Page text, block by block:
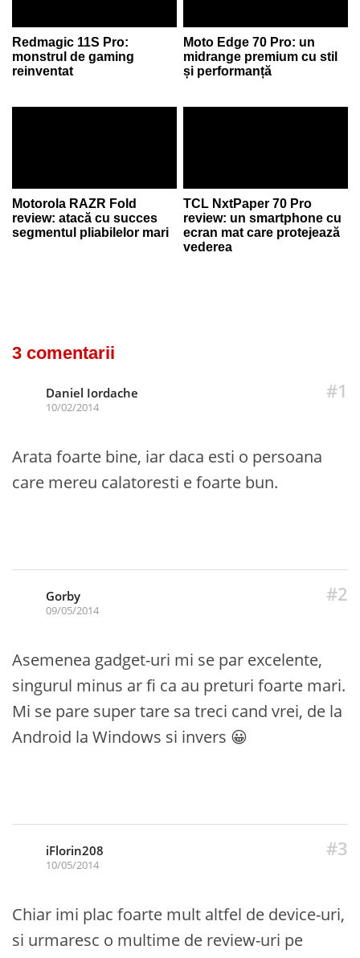
Redmagic 11S Pro:
monstrul de gaming
reinventat
Moto Edge 70 Pro: un
midrange premium cu stil
și performanță
Motorola RAZR Fold
review: atacă cu succes
segmentul pliabilelor mari
TCL NxtPaper 70 Pro
review: un smartphone cu
ecran mat care protejează
vederea
3 comentarii
#1
Daniel Iordache
10/02/2014
Arata foarte bine, iar daca esti o persoana
care mereu calatoresti e foarte bun.
#2
Gorby
09/05/2014
Asemenea gadget-uri mi se par excelente,
singurul minus ar fi ca au preturi foarte mari.
Mi se pare super tare sa treci cand vrei, de la
Android la Windows si invers 😀
#3
iFlorin208
10/05/2014
Chiar imi plac foarte mult altfel de device-uri,
si urmaresc o multime de review-uri pe